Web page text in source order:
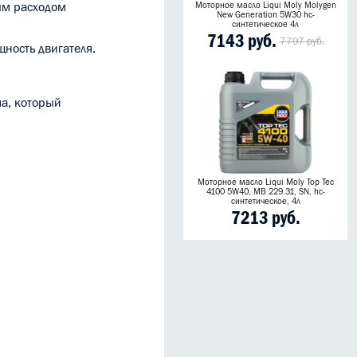
расходом
двигателя.
который
Моторное масло Liqui Moly Molygen
New Generation 5W30 hc-
синтетическое 4л
7143 руб. 7797 руб.
Моторное масло Liqui Moly Top Tec
4100 5W40, MB 229.31, SN, hc-
синтетическое, 4л
7213 руб.